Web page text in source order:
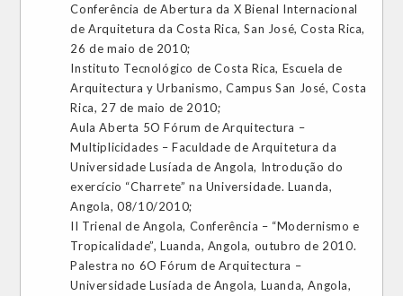
Conferência de Abertura da X Bienal Internacional
de Arquitetura da Costa Rica, San José, Costa Rica,
26 de maio de 2010;
Instituto Tecnológico de Costa Rica, Escuela de
Arquitectura y Urbanismo, Campus San José, Costa
Rica, 27 de maio de 2010;
Aula Aberta 5O Fórum de Arquitectura –
Multiplicidades – Faculdade de Arquitetura da
Universidade Lusíada de Angola, Introdução do
exercício “Charrete” na Universidade. Luanda,
Angola, 08/10/2010;
II Trienal de Angola, Conferência – “Modernismo e
Tropicalidade”, Luanda, Angola, outubro de 2010.
Palestra no 6O Fórum de Arquitectura –
Universidade Lusíada de Angola, Luanda, Angola,